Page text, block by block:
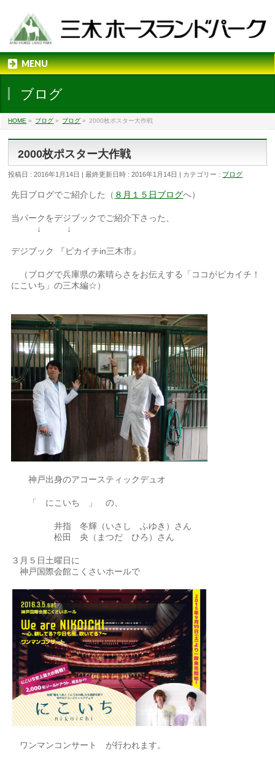
MENU
ブログ
HOME » ブログ » ブログ » 2000枚ポスター大作戦
2000枚ポスター大作戦
投稿日 : 2016年1月14日 最終更新日時 : 2016年1月14日 カテゴリー : ブログ
先日ブログでご紹介した（ ８月１５日ブログへ）
当パークをデジブックでご紹介下さった、
↓ ↓
デジブック 『ピカイチin三木市』
（ブログで兵庫県の素晴らさをお伝えする「ココがピカイチ！
にこいち」の三木編☆）
神戸出身のアコースティックデュオ
「 にこいち 」 の、
井指 冬輝（いさし ふゆき）さん
松田 央（まつだ ひろ）さん
３月５日土曜日に
神戸国際会館こくさいホールで
ワンマンコンサート が行われます。